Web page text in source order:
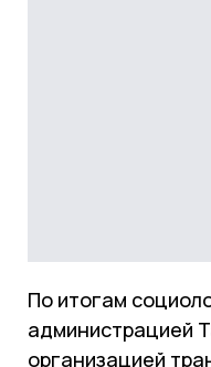
По итогам
администрацией
организацией